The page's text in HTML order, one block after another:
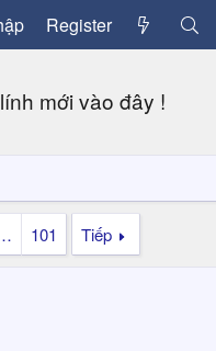
Register
mới vào đây !
101 Tiếp